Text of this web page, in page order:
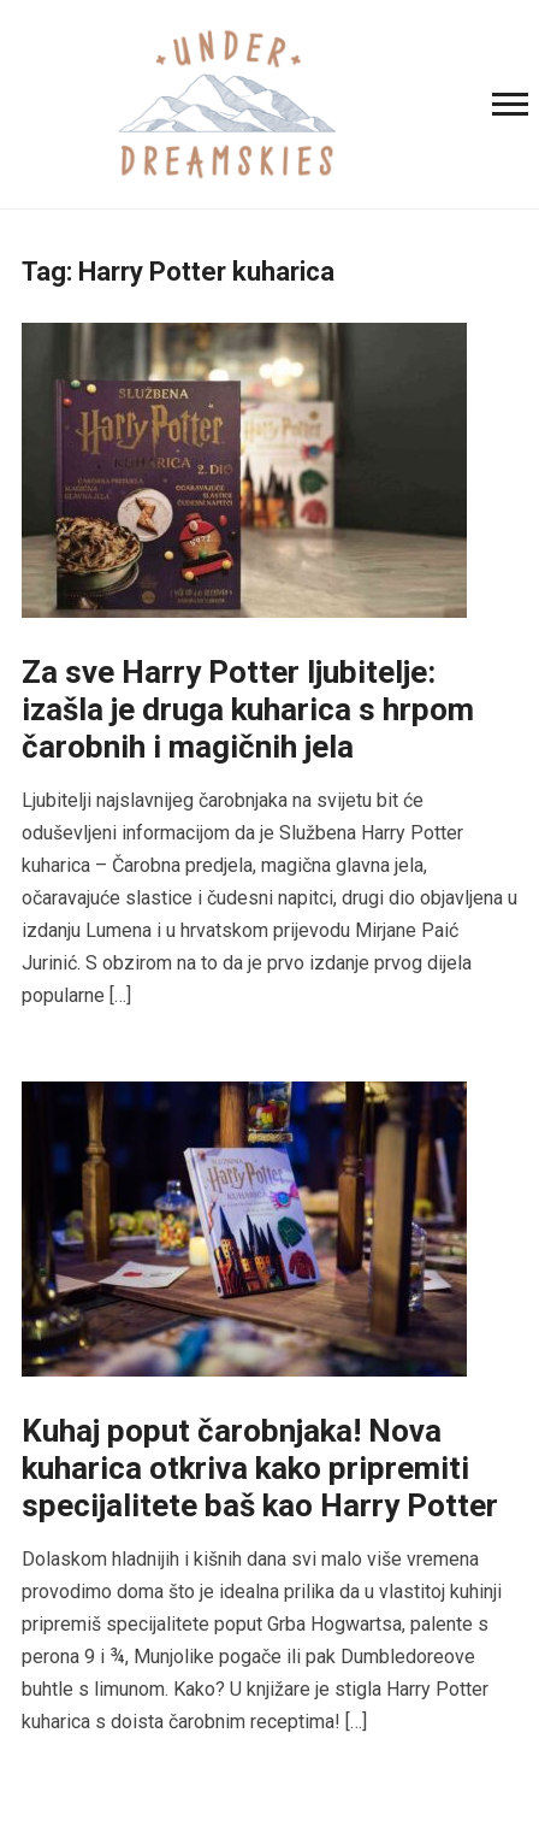
Tag: Harry Potter kuharica
Za sve Harry Potter ljubitelje:
izašla je druga kuharica s hrpom
čarobnih i magičnih jela
Ljubitelji najslavnijeg čarobnjaka na svijetu bit će
oduševljeni informacijom da je Službena Harry Potter
kuharica – Čarobna predjela, magična glavna jela,
očaravajuće slastice i čudesni napitci, drugi dio objavljena u
izdanju Lumena i u hrvatskom prijevodu Mirjane Paić
Jurinić. S obzirom na to da je prvo izdanje prvog dijela
popularne […]
Kuhaj poput čarobnjaka! Nova
kuharica otkriva kako pripremiti
specijalitete baš kao Harry Potter
Dolaskom hladnijih i kišnih dana svi malo više vremena
provodimo doma što je idealna prilika da u vlastitoj kuhinji
pripremiš specijalitete poput Grba Hogwartsa, palente s
perona 9 i ¾, Munjolike pogače ili pak Dumbledoreove
buhtle s limunom. Kako? U knjižare je stigla Harry Potter
kuharica s doista čarobnim receptima! […]